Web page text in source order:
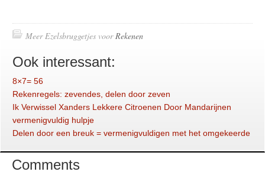
Meer Ezelsbruggetjes voorRekenen
Ook interessant:
8×7= 56
Rekenregels: zevendes, delen door zeven
Ik Verwissel Xanders Lekkere Citroenen Door Mandarijnen
vermenigvuldig hulpje
Delen door een breuk = vermenigvuldigen met het omgekeerde
Comments